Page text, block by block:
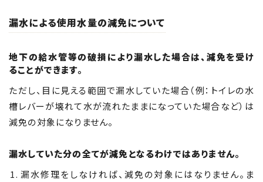
漏水による使用水量の減免について
地下の給水管等の破損により漏水した場合は、減免を受け
ることができます。
ただし、目に見える範囲で漏水していた場合（例：トイレの水
槽レバーが壊れて水が流れたままになっていた場合など）は
減免の対象になりません。
漏水していた分の全てが減免となるわけではありません。
漏水修理をしなければ、減免の対象にはなりません。ま